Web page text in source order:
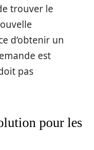
trouver le
d’obtenir un
est
pas
pour les